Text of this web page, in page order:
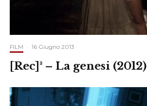
FILM · 16 Giugno 2013
[Rec]³ – La genesi (2012)